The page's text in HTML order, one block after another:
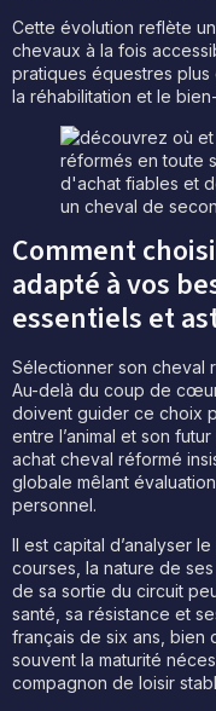
Cette évolution reflète
chevaux à la fois
pratiques équestres
la réhabilitation et le
Comment
adapté à vos
essentiels et
Sélectionner son cheval
Au-delà du coup de
doivent guider ce choix
entre l’animal et son
achat cheval réformé
globale mêlant
personnel.
Il est capital d’analyser
courses, la nature de
de sa sortie du circuit
santé, sa résistance et
français de six ans, bien
souvent la maturité
compagnon de loisir